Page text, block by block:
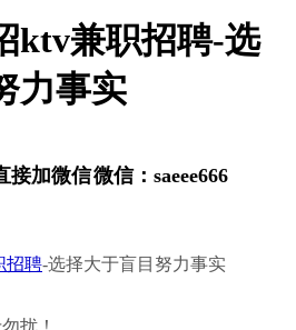
ktv兼职招聘-选
力事实
接加微信微信： saeee666
招聘-选择大于盲目努力事实
扰！